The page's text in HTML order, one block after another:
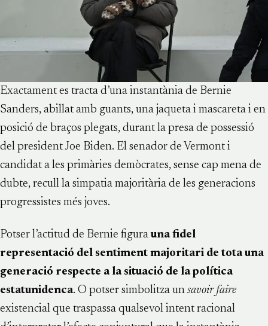
Exactament es tracta d’una instantània de Bernie
Sanders, abillat amb guants, una jaqueta i mascareta i en
posició de braços plegats, durant la presa de possessió
del president Joe Biden. El senador de Vermont i
candidat a les primàries demòcrates, sense cap mena de
dubte, recull la simpatia majoritària de les generacions
progressistes més joves.
Potser l’actitud de Bernie figurauna fidel
representació del sentiment majoritari de tota una
generació respecte a la situació de la política
estatunidenca. O potser simbolitza un savoir faire
existencial que traspassa qualsevol intent racional